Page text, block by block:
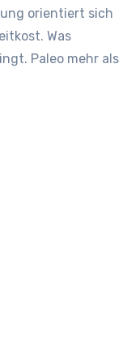
orientiert sich
Was
Paleo mehr als